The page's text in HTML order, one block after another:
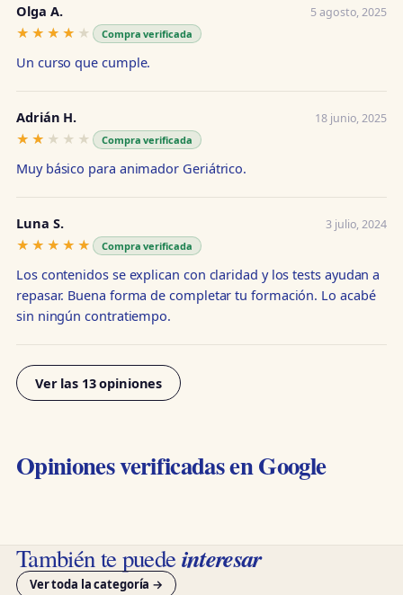
Olga A. 5 agosto, 2025
★★★★★
★★★★★ Compra verificada
Un curso que cumple.
Adrián H. 18 junio, 2025
★★★★★
★★★★★ Compra verificada
Muy básico para animador Geriátrico.
Luna S. 3 julio, 2024
★★★★★
★★★★★ Compra verificada
Los contenidos se explican con claridad y los tests ayudan a
repasar. Buena forma de completar tu formación. Lo acabé
sin ningún contratiempo.
Ver las 13 opiniones
Opiniones verificadas en Google
También te puedeinteresar
Ver toda la categoría →